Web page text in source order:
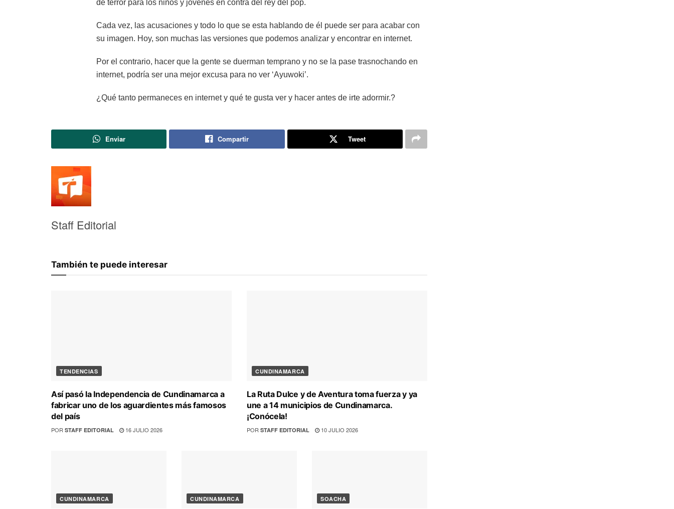
de terror para los niños y jóvenes en contra del rey del pop.
Cada vez, las acusaciones y todo lo que se esta hablando de él puede ser para acabar con
su imagen. Hoy, son muchas las versiones que podemos analizar y encontrar en internet.
Por el contrario, hacer que la gente se duerman temprano y no se la pase trasnochando en
internet, podría ser una mejor excusa para no ver ‘Ayuwoki’.
¿Qué tanto permaneces en internet y qué te gusta ver y hacer antes de irte adormir.?
Enviar Compartir Tweet
Staff Editorial
También te puede interesar
TENDENCIAS
Así pasó la Independencia de Cundinamarca a
fabricar uno de los aguardientes más famosos
del país
POR STAFF EDITORIAL 16 JULIO 2026
CUNDINAMARCA
La Ruta Dulce y de Aventura toma fuerza y ya
une a 14 municipios de Cundinamarca.
¡Conócela!
POR STAFF EDITORIAL 10 JULIO 2026
CUNDINAMARCA CUNDINAMARCA SOACHA